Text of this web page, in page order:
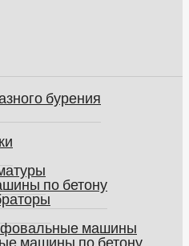
бурения
по бетону
машины